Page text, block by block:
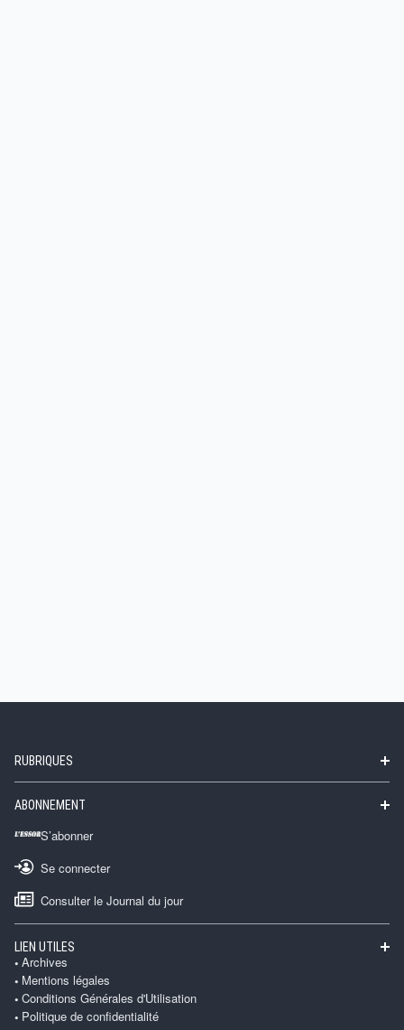
RUBRIQUES
ABONNEMENT
S’abonner
Se connecter
Consulter le Journal du jour
LIEN UTILES
Archives
Mentions légales
Conditions Générales d'Utilisation
Politique de confidentialité